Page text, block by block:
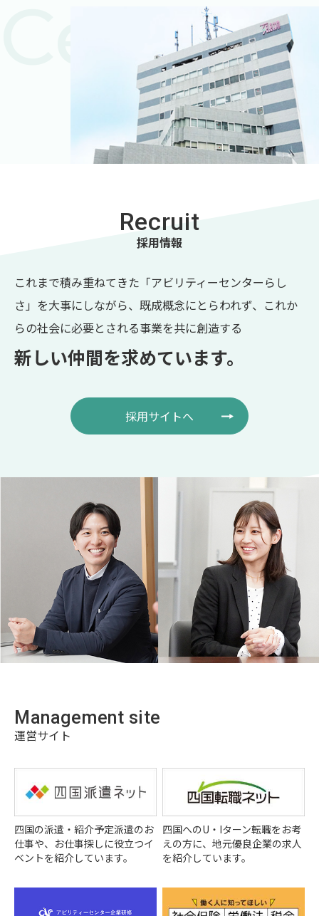
Center
Recruit
採用情報
これまで積み重ねてきた「アビリティーセンターらし
さ」を大事にしながら、 既成概念にとらわれず、これか
らの社会に必要とされる事業を共に創造する
新しい仲間を求めています。
採用サイトへ
Management site
運営サイト
四国の派遣・紹介予定派遣のお
仕事や、お仕事探しに役立つイ
ベントを紹介しています。
四国へのU・Iターン転職をお考
えの方に、地元優良企業の求人
を紹介しています。